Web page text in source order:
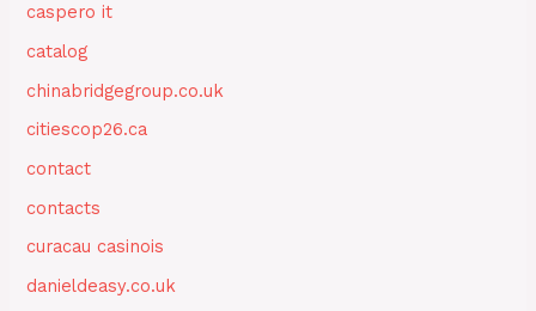
caspero it
catalog
chinabridgegroup.co.uk
citiescop26.ca
contact
contacts
curacau casinois
danieldeasy.co.uk